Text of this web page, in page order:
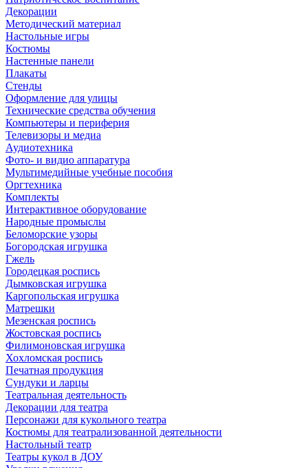
Декорации
Методический материал
Настольные игры
Костюмы
Настенные панели
Плакаты
Стенды
Оформление для улицы
Технические средства обучения
Компьютеры и периферия
Телевизоры и медиа
Аудиотехника
Фото- и видио аппаратура
Мультимедийные учебные пособия
Оргтехника
Комплекты
Интерактивное оборудование
Народные промыслы
Беломорские узоры
Богородская игрушка
Гжель
Городецкая роспись
Дымковская игрушка
Каргопольская игрушка
Матрешки
Мезенская роспись
Жостовская роспись
Филимоновская игрушка
Хохломская роспись
Печатная продукция
Сундуки и ларцы
Театральная деятельность
Декорации для театра
Персонажи для кукольного театра
Костюмы для театрализованной деятельности
Настольный театр
Театры кукол в ДОУ